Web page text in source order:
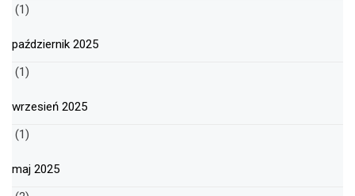
(1)
październik 2025
(1)
wrzesień 2025
(1)
maj 2025